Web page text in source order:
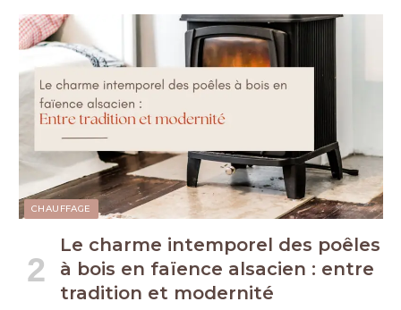
CHAUFFAGE
Le charme intemporel des poêles
à bois en faïence alsacien : entre
tradition et modernité